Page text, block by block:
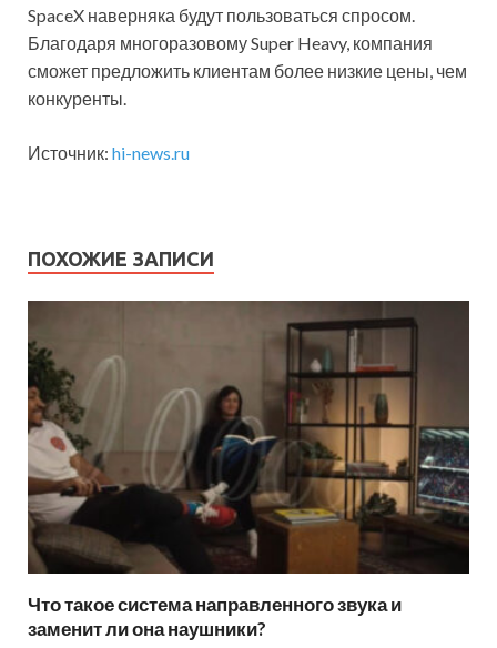
SpaceX наверняка будут пользоваться спросом.
Благодаря многоразовому Super Heavy, компания
сможет предложить клиентам более низкие цены, чем
конкуренты.
Источник: hi-news.ru
ПОХОЖИЕ ЗАПИСИ
Что такое система направленного звука и
заменит ли она наушники?